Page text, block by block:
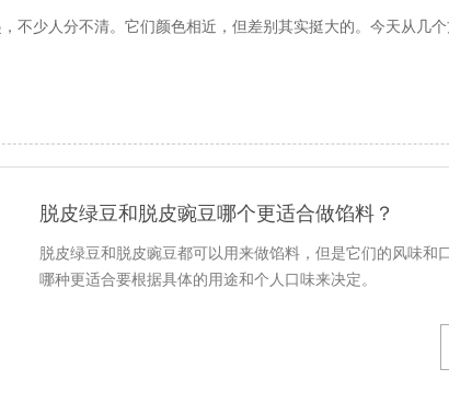
不少人分不清。它们颜色相近，但差别其实挺大的。今天从几个
脱皮绿豆和脱皮豌豆哪个更适合做馅料？
脱皮绿豆和脱皮豌豆都可以用来做馅料，但是它们的风味和
哪种更适合要根据具体的用途和个人口味来决定。